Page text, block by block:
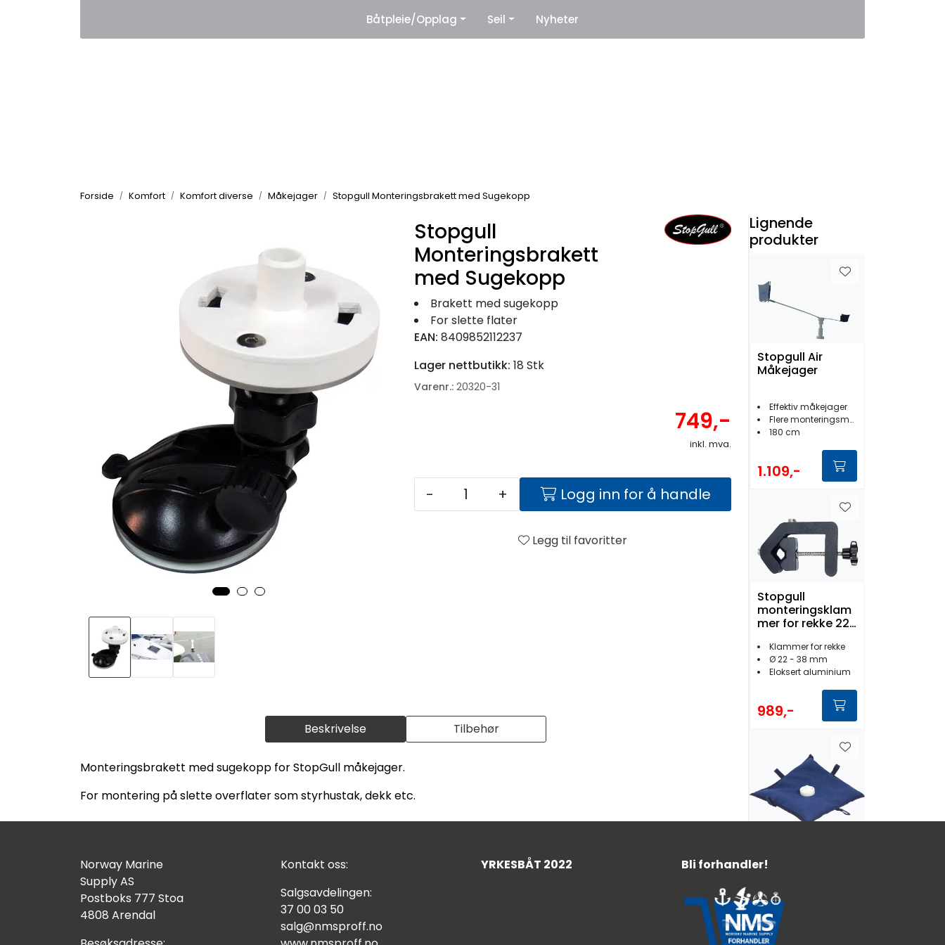
Leverandører
Båtpleie/Opplag Seil Nyheter
Forside Komfort Komfort diverse Måkejager Stopgull Monteringsbrakett med Sugekopp
Beskrivelse Tilbehør
Monteringsbrakett med sugekopp for StopGull måkejager.
For montering på slette overflater som styrhustak, dekk etc.
Stopgull
Monteringsbrakett
med Sugekopp
Brakett med sugekopp
For slette flater
EAN: 8409852112237
Lager nettbutikk: 18 Stk
Varenr.: 20320-31
749,-
inkl. mva.
- + Logg inn for å handle
Legg til favoritter
Lignende
produkter
Stopgull Air
Måkejager
Effektiv måkejager
Flere monteringsmuligheter
180 cm
1.109,-
Stopgull
monteringsklam
mer for rekke 22-
Klammer for rekke
Ø 22 - 38 mm
Eloksert aluminium
989,-
Flyttbar
Mobilt feste for måkejager
3 kg
For kalesje, styrhustak etc.
Norway Marine
Supply AS
Postboks 777 Stoa
4808 Arendal
Kontakt oss:
Salgsavdelingen:
37 00 03 50
salg@nmsproff.no
YRKESBÅT 2022 Bli forhandler!